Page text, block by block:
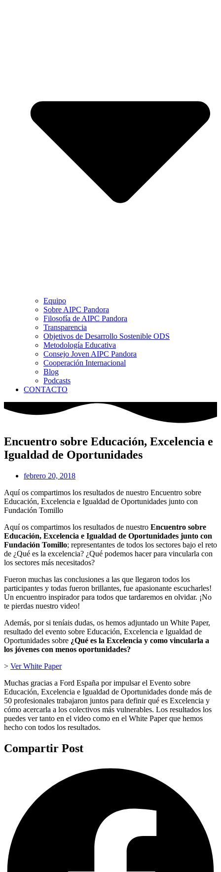
Equipo
Sobre AIPC Pandora
Filosofía de AIPC Pandora
Transparencia
Objetivos de Desarrollo Sostenible ODS
Metodología Educativa
Consejo Joven AIPC Pandora
Cooperación Internacional
Blog
Podcasts
CONTACTO
Encuentro sobre Educación, Excelencia e
Igualdad de Oportunidades
febrero 20, 2018
Aquí os compartimos los resultados de nuestro Encuentro sobre
Educación, Excelencia e Igualdad de Oportunidades junto con
Fundación Tomillo
Aquí os compartimos los resultados de nuestro Encuentro sobre
Educación, Excelencia e Igualdad de Oportunidades junto con
Fundación Tomillo; representantes de todos los sectores bajo el reto
de ¿Qué es la excelencia? ¿Qué podemos hacer para vincularla con
los sectores más necesitados?
Fueron muchas las conclusiones a las que llegaron todos los
participantes y todas fueron brillantes, fue apasionante escucharles!
Un encuentro inspirador para todos que tardaremos en olvidar. ¡No
te pierdas nuestro video!
Además, por si teníais dudas, os hemos adjuntado un White Paper,
resultado del evento sobre Educación, Excelencia e Igualdad de
Oportunidades sobre ¿Qué es la Excelencia y como vincularla a
los jóvenes con menos oportunidades?
> Ver White Paper
Muchas gracias a Ford España por impulsar el Evento sobre
Educación, Excelencia e Igualdad de Oportunidades donde más de
50 profesionales trabajaron juntos para definir qué es Excelencia y
cómo acercarla a los colectivos más vulnerables. Los resultados los
puedes ver tanto en el video como en el White Paper que hemos
hecho con todos los resultados.
Compartir Post